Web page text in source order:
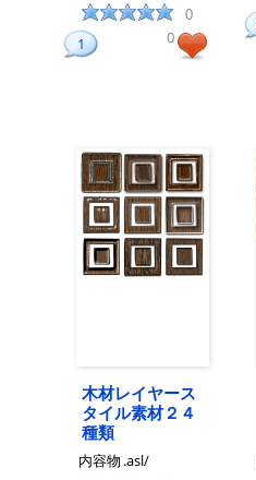
0
1 0
木材レイヤース
タイル素材２４
種類
内容物 .asl/